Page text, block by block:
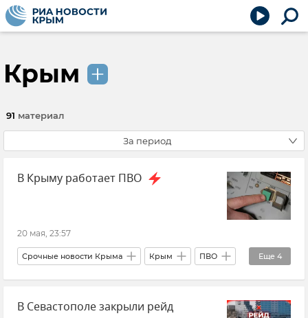
Крым
91 материал
За период
В Крыму работает ПВО
20 мая, 23:57
Еще 4
Срочные новости Крыма Крым ПВО
ГУ МЧС РФ по Республике Крым
Новости Крыма
В Севастополе закрыли рейд